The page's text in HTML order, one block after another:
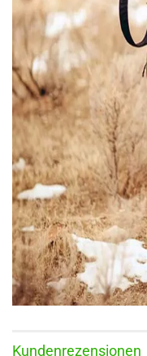
Kundenrezensionen